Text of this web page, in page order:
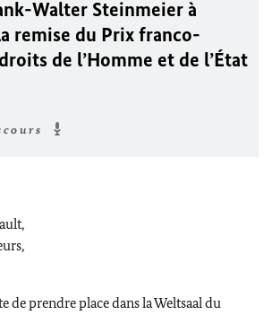
Walter Steinmeier à
remise du Prix franco-
de l’Homme et de l’État
de prendre place dans la Weltsaal du